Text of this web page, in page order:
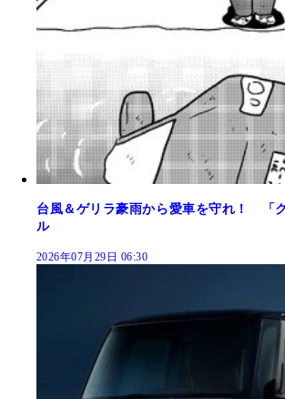
台風＆ゲリラ豪雨から愛車を守れ！ 「
ル
2026年07月29日 06:30